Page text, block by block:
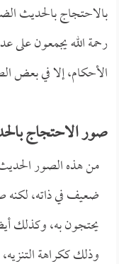
بالاحتجاج بالحديث
رحمة الله يجمعون
الأحكام، إلا في بعض
صور الاحتجاج
من هذه الصور
ضعيف في ذاته،
يحتجون به، وكذلك
وذلك ككراهة